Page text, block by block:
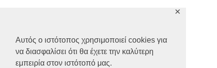
Αυτός ο ιστότοπος χρησιμοποιεί cookies για
να διασφαλίσει ότι θα έχετε την καλύτερη
εμπειρία στον ιστότοπό μας.
✕